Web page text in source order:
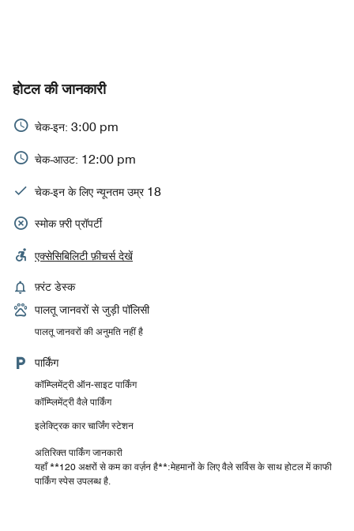
होटल की जानकारी
चेक-इन: 3:00 pm
चेक-आउट: 12:00 pm
चेक-इन के लिए न्यूनतम उम्र 18
स्मोक फ़्री प्रॉपर्टी
एक्सेसिबिलिटी फ़ीचर्स देखें
फ़्रंट डेस्क
पालतू जानवरों से जुड़ी पॉलिसी
पालतू जानवरों की अनुमति नहीं है
पार्किंग
कॉम्प्लिमेंट्री ऑन-साइट पार्किंग
कॉम्प्लिमेंट्री वैले पार्किंग
इलेक्ट्रिक कार चार्जिंग स्टेशन
अतिरिक्त पार्किंग जानकारी
यहाँ **120 अक्षरों से कम का वर्ज़न है**:मेहमानों के लिए वैले सर्विस के साथ होटल में काफी
पार्किंग स्पेस उपलब्ध है.